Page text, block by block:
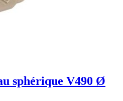
sphérique V490 Ø